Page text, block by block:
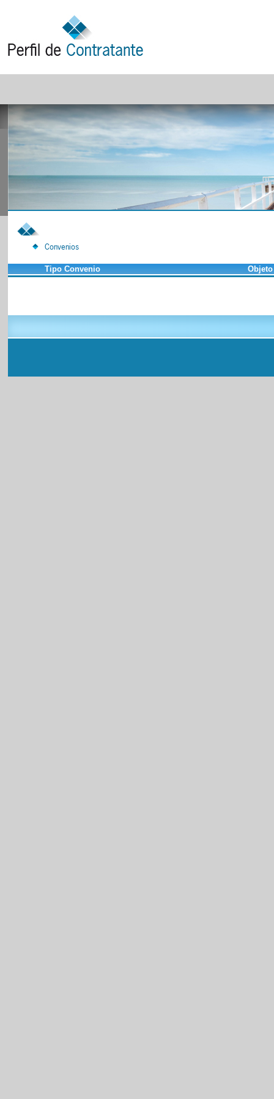
Convenios
Tipo Convenio Objeto